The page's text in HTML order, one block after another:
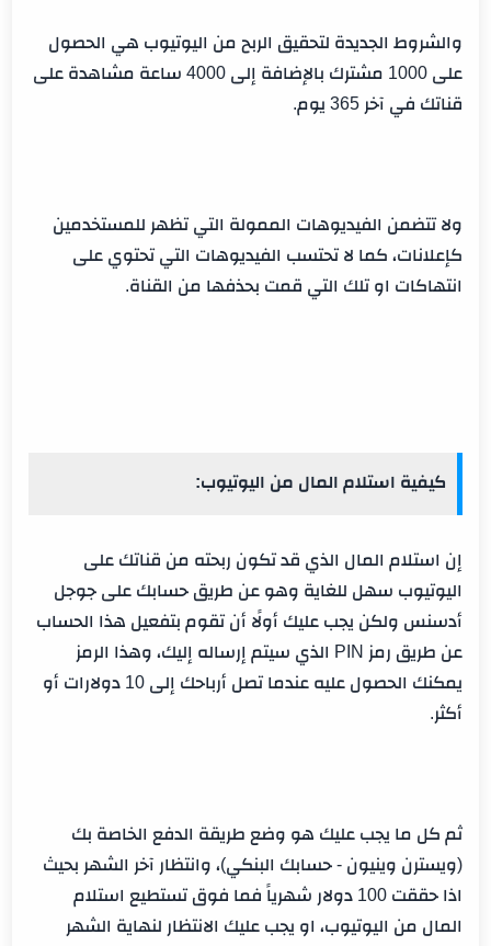
والشروط الجديدة لتحقيق الربح من اليوتيوب هي الحصول
على 1000 مشترك بالإضافة إلى 4000 ساعة مشاهدة على
قناتك في آخر 365 يوم.
ولا تتضمن الفيديوهات الممولة التي تظهر للمستخدمين
كإعلانات، كما لا تحتسب الفيديوهات التي تحتوي على
انتهاكات او تلك التي قمت بحذفها من القناة.
كيفية استلام المال من اليوتيوب:
إن استلام المال الذي قد تكون ربحته من قناتك على
اليوتيوب سهل للغاية وهو عن طريق حسابك على جوجل
أدسنس ولكن يجب عليك أولًا أن تقوم بتفعيل هذا الحساب
عن طريق رمز PIN الذي سيتم إرساله إليك، وهذا الرمز
يمكنك الحصول عليه عندما تصل أرباحك إلى 10 دولارات أو
أكثر.
ثم كل ما يجب عليك هو وضع طريقة الدفع الخاصة بك
(ويسترن وينيون - حسابك البنكي)، وانتظار آخر الشهر بحيث
اذا حققت 100 دولار شهرياً فما فوق تستطيع استلام
المال من اليوتيوب، او يجب عليك الانتظار لنهاية الشهر